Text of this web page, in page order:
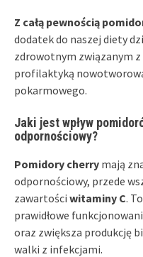
Z całą pewnością
dodatek do naszej diety
zdrowotnym związanym
profilaktyką
pokarmowego.
Jaki jest wpływ
odpornościowy?
Pomidory cherry mają
odpornościowy, przede
zawartości witaminy C.
prawidłowe
oraz zwiększa produkcję
walki z infekcjami.